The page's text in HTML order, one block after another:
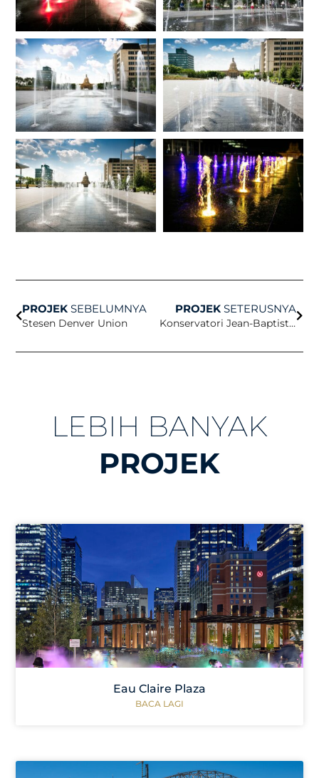
PROJEK SEBELUMNYA
Stesen Denver Union
PROJEKSETERUSNYA
Konservatori Jean-Baptiste Lully
LEBIH BANYAK
PROJEK
Eau Claire Plaza
BACA LAGI